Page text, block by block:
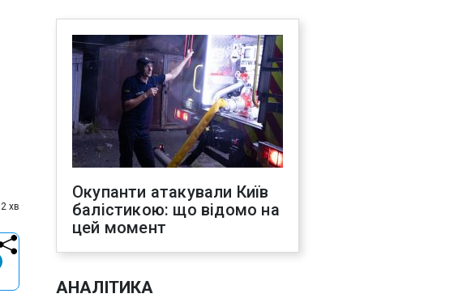
2 хв
Окупанти атакували Київ
балістикою: що відомо на
цей момент
АНАЛІТИКА